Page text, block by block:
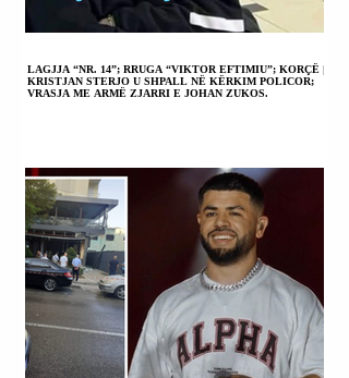
LAGJJA “NR. 14”; RRUGA “VIKTOR EFTIMIU”; KORÇË |
KRISTJAN STERJO U SHPALL NË KËRKIM POLICOR;
VRASJA ME ARMË ZJARRI E JOHAN ZUKOS.